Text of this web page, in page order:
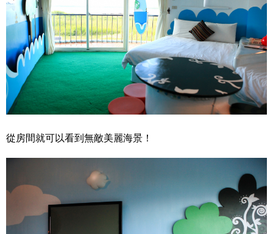
從房間就可以看到無敵美麗海景！